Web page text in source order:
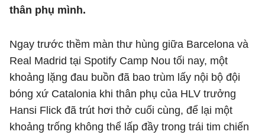
thân phụ mình.
Ngay trước thềm màn thư hùng giữa Barcelona và
Real Madrid tại Spotify Camp Nou tối nay, một
khoảng lặng đau buồn đã bao trùm lấy nội bộ đội
bóng xứ Catalonia khi thân phụ của HLV trưởng
Hansi Flick đã trút hơi thở cuối cùng, để lại một
khoảng trống không thể lấp đầy trong trái tim chiến